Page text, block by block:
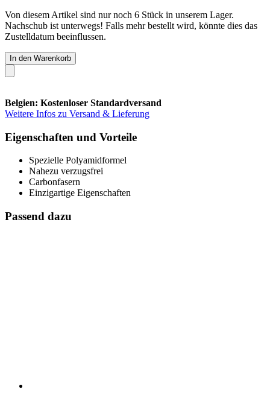
Von diesem Artikel sind nur noch 6 Stück in unserem Lager.
Nachschub ist unterwegs! Falls mehr bestellt wird, könnte dies das
Zustelldatum beeinflussen.
In den Warenkorb
Belgien: Kostenloser Standardversand
Weitere Infos zu Versand & Lieferung
Eigenschaften und Vorteile
Spezielle Polyamidformel
Nahezu verzugsfrei
Carbonfasern
Einzigartige Eigenschaften
Passend dazu